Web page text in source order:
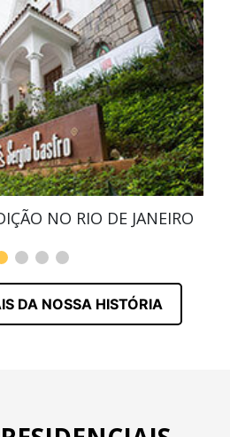
NO RIO DE JANEIRO
DA NOSSA HISTÓRIA